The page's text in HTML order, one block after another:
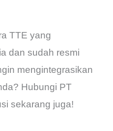
TTE yang
dan sudah resmi
mengintegrasikan
Hubungi PT
sekarang juga!